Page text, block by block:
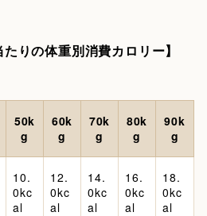
りの体重別消費カロリー】
50k
g
60k
g
70k
g
80k
g
90k
g
10.
0kc
al
12.
0kc
al
14.
0kc
al
16.
0kc
al
18.
0kc
al